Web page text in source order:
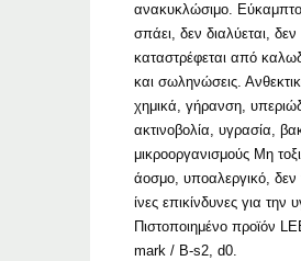
ανακυκλώσιμο.
σπάει, δεν διαλύεται, δεν
καταστρέφεται από
και σωληνώσεις.
χημικά, γήρανση,
ακτινοβολία, υγρασία,
μικροοργανισμούς Μη
άοσμο, υποαλεργικό, δεν
ίνες επικίνδυνες για την
Πιστοποιημένο προϊόν
mark / B-s2, d0.